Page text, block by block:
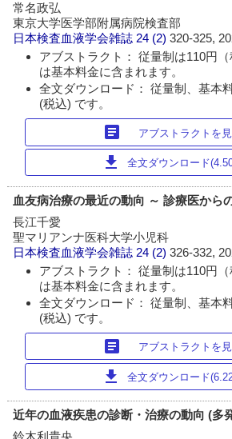
常名政弘
東京大学医学部附属病院検査部
日本検査血液学会雑誌 24 (2)320-325,
アブストラクト： 従量制は110円
は基本料金に含まれます。
全文ダウンロード： 従量制、基本
(税込) です。
article アブストラクトを
download 全文ダウンロード
血友病治療の最近の動向 ～ 診療医から
長江千愛
聖マリアンナ医科大学小児科
日本検査血液学会雑誌 24 (2)326-332,
アブストラクト： 従量制は110円
は基本料金に含まれます。
全文ダウンロード： 従量制、基本
(税込) です。
article アブストラクトを
download 全文ダウンロード
近年の血液疾患の診断・治療の動向 (多
鈴木利貴央